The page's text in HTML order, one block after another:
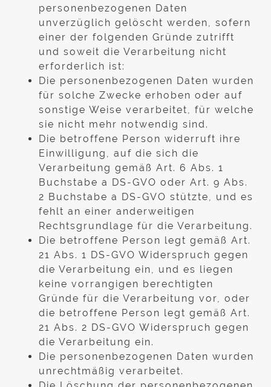
personenbezogenen Daten
unverzüglich gelöscht werden, sofern
einer der folgenden Gründe zutrifft
und soweit die Verarbeitung nicht
erforderlich ist:
Die personenbezogenen Daten wurden
für solche Zwecke erhoben oder auf
sonstige Weise verarbeitet, für welche
sie nicht mehr notwendig sind.
Die betroffene Person widerruft ihre
Einwilligung, auf die sich die
Verarbeitung gemäß Art. 6 Abs. 1
Buchstabe a DS-GVO oder Art. 9 Abs.
2 Buchstabe a DS-GVO stützte, und es
fehlt an einer anderweitigen
Rechtsgrundlage für die Verarbeitung.
Die betroffene Person legt gemäß Art.
21 Abs. 1 DS-GVO Widerspruch gegen
die Verarbeitung ein, und es liegen
keine vorrangigen berechtigten
Gründe für die Verarbeitung vor, oder
die betroffene Person legt gemäß Art.
21 Abs. 2 DS-GVO Widerspruch gegen
die Verarbeitung ein.
Die personenbezogenen Daten wurden
unrechtmäßig verarbeitet.